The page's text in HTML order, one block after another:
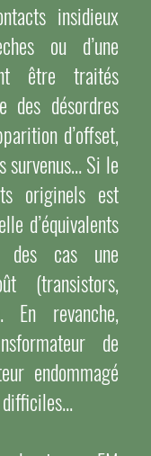
insidieux
ou d’une
être traités
des désordres
d’offset,
survenus… Si le
originels est
d’équivalents
des cas une
(transistors,
En revanche,
de
endommagé